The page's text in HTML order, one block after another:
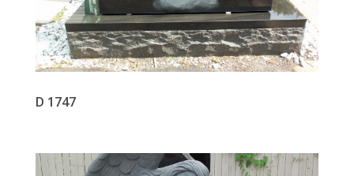
D 1747